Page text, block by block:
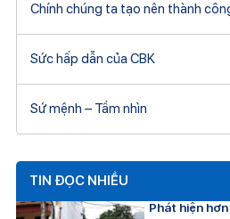
Chính chúng ta tạo nên thành
Sức hấp dẫn của CBK
Sứ mệnh – Tầm nhìn
TIN ĐỌC NHIỀU
Phát hiện